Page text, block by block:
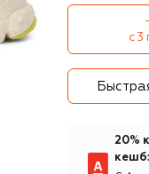
с 3
20%